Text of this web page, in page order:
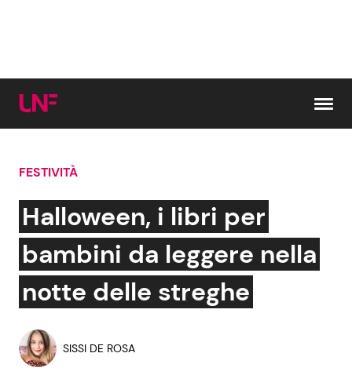
Cerca:
News e Cronaca
Attualità Italiana
Economia
Gossip e TV
Bellezze VIP
FESTIVITÀ
Halloween, i libri per
bambini da leggere nella
notte delle streghe
SISSI DE ROSA